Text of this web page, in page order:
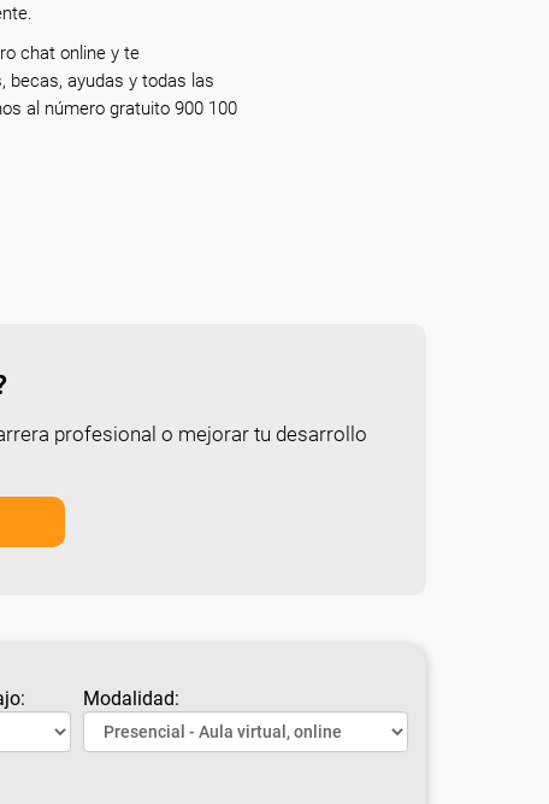
chat online y te
becas, ayudas y todas las
al número gratuito 900 100
profesional o mejorar tu desarrollo
Modalidad: